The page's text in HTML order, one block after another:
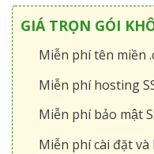
GIÁ TRỌN GÓI
Miễn phí tên miền
Miễn phí hosting
Miễn phí bảo mật
Miễn phí cài đặt và